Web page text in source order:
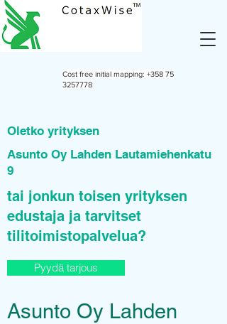
Cost free initial mapping: +358 75
3257778
Oletko yrityksen
Asunto Oy Lahden Lautamiehenkatu
9
tai jonkun toisen yrityksen
edustaja ja tarvitset
tilitoimistopalvelua?
Pyydä tarjous
Asunto Oy Lahden